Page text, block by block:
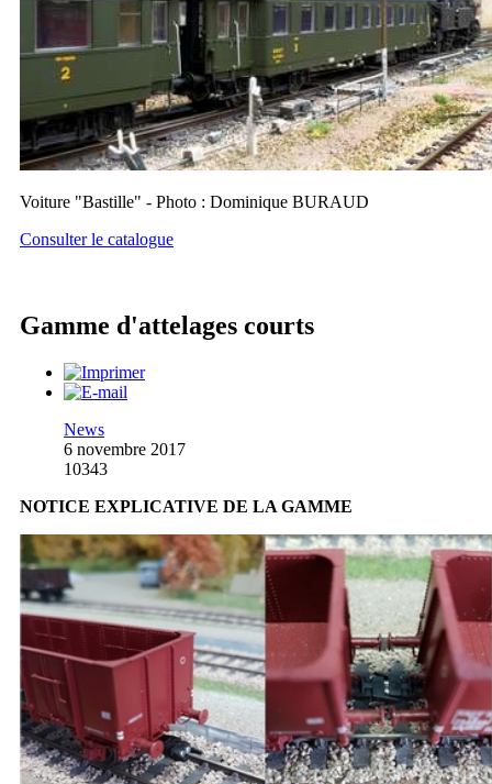
Voiture "Bastille" - Photo : Dominique BURAUD
Consulter le catalogue
Gamme d'attelages courts
News
6 novembre 2017
10343
NOTICE EXPLICATIVE DE LA GAMME